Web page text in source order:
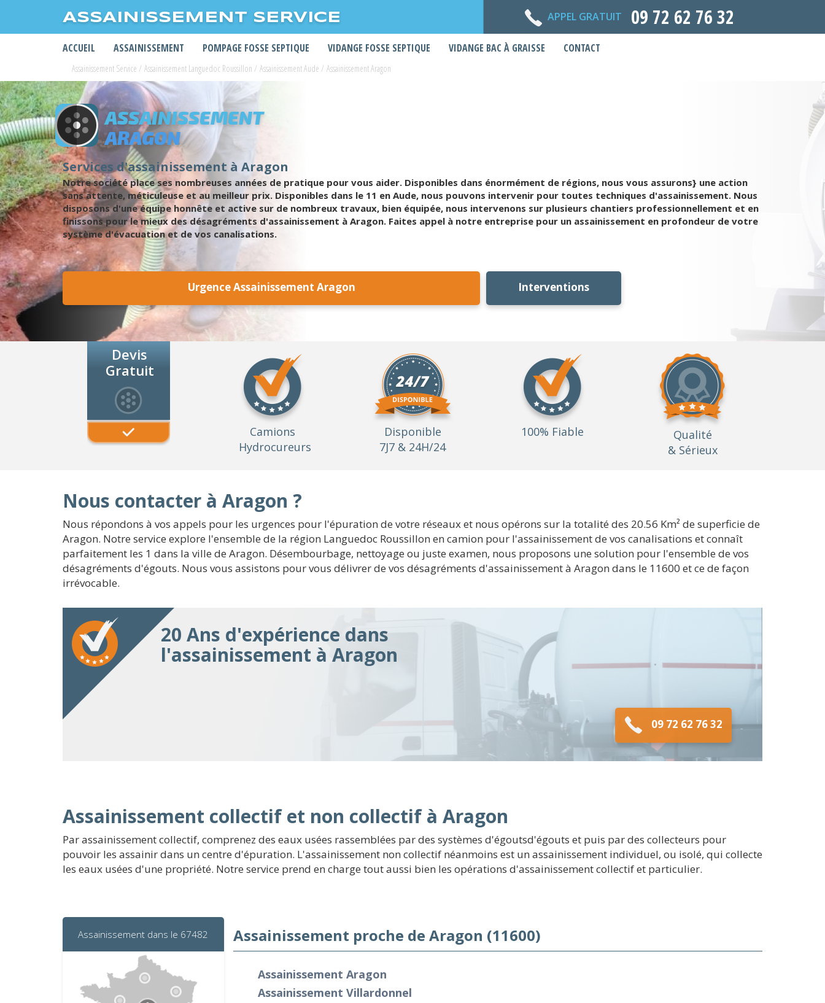
ASSAINISSEMENT SERVICE APPEL GRATUIT 09 72 62 76 32
ACCUEIL ASSAINISSEMENT POMPAGE FOSSE SEPTIQUE VIDANGE FOSSE SEPTIQUE VIDANGE BAC À GRAISSE CONTACT
Assainissement Service / Assainissement Languedoc Roussillon / Assainissement Aude / Assainissement Aragon
ASSAINISSEMENT
ARAGON
Services d'assainissement à Aragon
Notre société place ses nombreuses années de pratique pour vous aider. Disponibles dans énormément de régions, nous vous assurons} une action
sans attente, méticuleuse et au meilleur prix. Disponibles dans le 11 en Aude, nous pouvons intervenir pour toutes techniques d'assainissement. Nous
disposons d'une équipe honnête et active sur de nombreux travaux, bien équipée, nous intervenons sur plusieurs chantiers professionnellement et en
finissons pour le mieux des désagréments d'assainissement à Aragon. Faites appel à notre entreprise pour un assainissement en profondeur de votre
système d'évacuation et de vos canalisations.
Urgence Assainissement Aragon Interventions
Devis
Gratuit
Camions
Hydrocureurs
Disponible
7J7 & 24H/24
100% Fiable
Qualité
& Sérieux
Nous contacter à Aragon ?
Nous répondons à vos appels pour les urgences pour l'épuration de votre réseaux et nous opérons sur la totalité des 20.56 Km² de superficie de
Aragon. Notre service explore l'ensemble de la région Languedoc Roussillon en camion pour l'assainissement de vos canalisations et connaît
parfaitement les 1 dans la ville de Aragon. Désembourbage, nettoyage ou juste examen, nous proposons une solution pour l'ensemble de vos
désagréments d'égouts. Nous vous assistons pour vous délivrer de vos désagréments d'assainissement à Aragon dans le 11600 et ce de façon
irrévocable.
20 Ans d'expérience dans
l'assainissement à Aragon
09 72 62 76 32
Assainissement collectif et non collectif à Aragon
Par assainissement collectif, comprenez des eaux usées rassemblées par des systèmes d'égoutsd'égouts et puis par des collecteurs pour
pouvoir les assainir dans un centre d'épuration. L'assainissement non collectif néanmoins est un assainissement individuel, ou isolé, qui collecte
les eaux usées d'une propriété. Notre service prend en charge tout aussi bien les opérations d'assainissement collectif et particulier.
Assainissement dans le 67482 Assainissement proche de Aragon (11600)
Assainissement Aragon
Assainissement Villardonnel